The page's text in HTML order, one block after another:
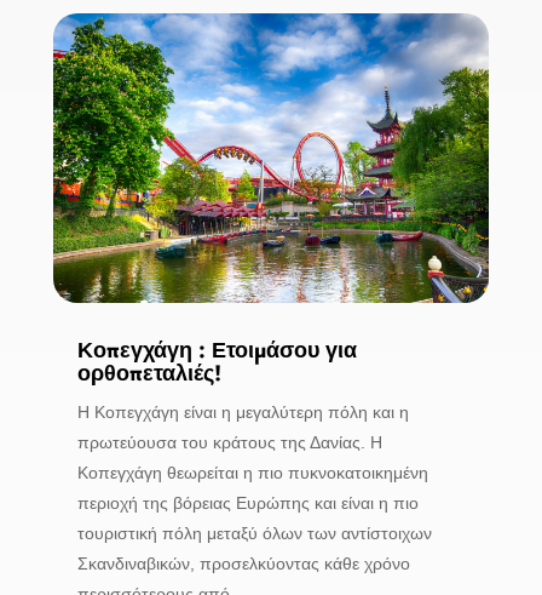
Κοπεγχάγη : Ετοιμάσου για
ορθοπεταλιές!
Η Κοπεγχάγη είναι η μεγαλύτερη πόλη και η
πρωτεύουσα του κράτους της Δανίας. Η
Κοπεγχάγη θεωρείται η πιο πυκνοκατοικημένη
περιοχή της βόρειας Ευρώπης και είναι η πιο
τουριστική πόλη μεταξύ όλων των αντίστοιχων
Σκανδιναβικών, προσελκύοντας κάθε χρόνο